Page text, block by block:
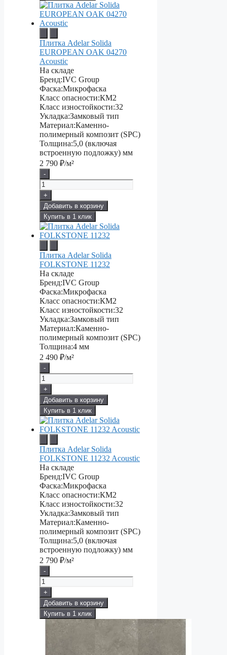
Плитка Adelar Solida
EUROPEAN OAK 04270
Acoustic
На складе
Бренд:IVC Group
Фаска:Микрофаска
Класс опасности:КМ2
Класс изностойкости:32
Укладка:Замковый тип
Материал:Каменно-
полимерный композит (SPC)
Толщина:5,0 (включая
встроенную подложку) мм
2 790 ₽/м²
-
+
Добавить в корзину
Купить в 1 клик
Плитка Adelar Solida
FOLKSTONE 11232
На складе
Бренд:IVC Group
Фаска:Микрофаска
Класс опасности:КМ2
Класс изностойкости:32
Укладка:Замковый тип
Материал:Каменно-
полимерный композит (SPC)
Толщина:4 мм
2 490 ₽/м²
-
+
Добавить в корзину
Купить в 1 клик
Плитка Adelar Solida
FOLKSTONE 11232 Acoustic
На складе
Бренд:IVC Group
Фаска:Микрофаска
Класс опасности:КМ2
Класс изностойкости:32
Укладка:Замковый тип
Материал:Каменно-
полимерный композит (SPC)
Толщина:5,0 (включая
встроенную подложку) мм
2 790 ₽/м²
-
+
Добавить в корзину
Купить в 1 клик